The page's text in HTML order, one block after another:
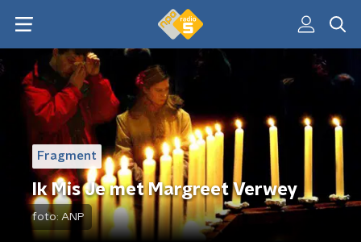
Fragment
Ik Mis Je met Margreet Verwey
foto: ANP